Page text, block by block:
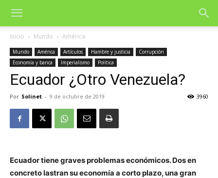
Inicio Mundo América
Mundo América Artículos Hambre y justicia
Corrupción
Economía y banca
Imperialismo Política
Ecuador ¿Otro Venezuela?
Por Solinet - 9 de octubre de 2019 3960
Ecuador tiene graves problemas económicos. Dos en
concreto lastran su economía a corto plazo, una gran